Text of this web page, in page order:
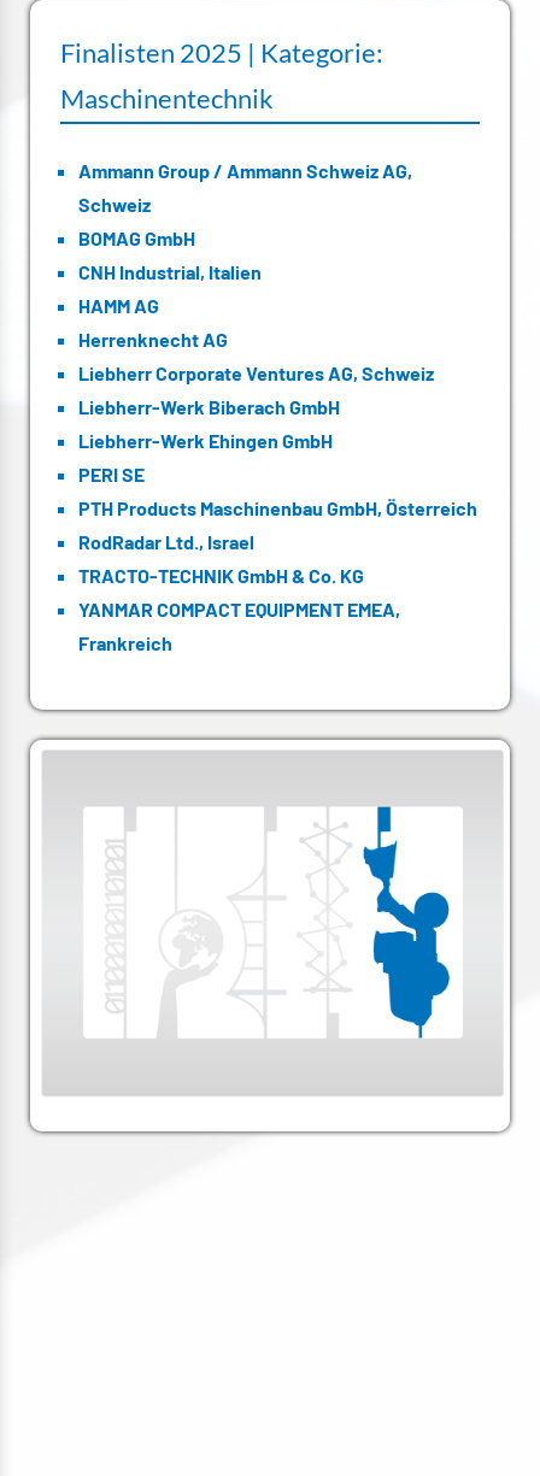
Finalisten 2025 | Kategorie:
Maschinentechnik
Ammann Group / Ammann Schweiz AG,
Schweiz
BOMAG GmbH
CNH Industrial, Italien
HAMM AG
Herrenknecht AG
Liebherr Corporate Ventures AG, Schweiz
Liebherr-Werk Biberach GmbH
Liebherr-Werk Ehingen GmbH
PERI SE
PTH Products Maschinenbau GmbH, Österreich
RodRadar Ltd., Israel
TRACTO-TECHNIK GmbH & Co. KG
YANMAR COMPACT EQUIPMENT EMEA,
Frankreich